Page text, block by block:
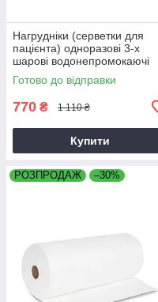
Нагрудніки (серветки для
пацієнта) одноразові 3-х
шарові водонепромокаючі
BLACKSEAMED™, чорні, 500
шт
Готово до відправки
770 ₴ 1 110 ₴
Купити
РОЗПРОДАЖ –30%